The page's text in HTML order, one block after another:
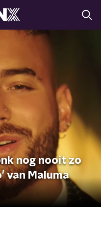
nog nooit zo
van Maluma